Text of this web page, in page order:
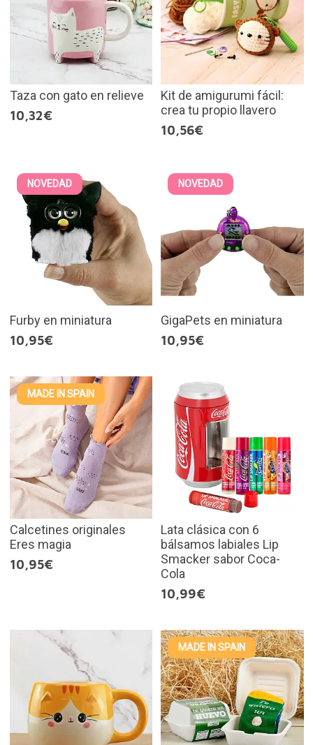
Taza con gato en relieve
10,32€
Kit de amigurumi fácil:
crea tu propio llavero
10,56€
NOVEDAD
Furby en miniatura
10,95€
NOVEDAD
GigaPets en miniatura
10,95€
MADE IN SPAIN
Calcetines originales
Eres magia
10,95€
Lata clásica con 6
bálsamos labiales Lip
Smacker sabor Coca-
Cola
10,99€
MADE IN SPAIN